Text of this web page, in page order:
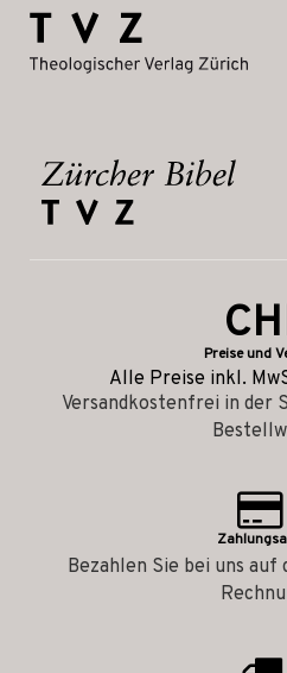
Preise und
Alle Preise inkl.
Versandkostenfrei in der
Bezahlen Sie bei uns